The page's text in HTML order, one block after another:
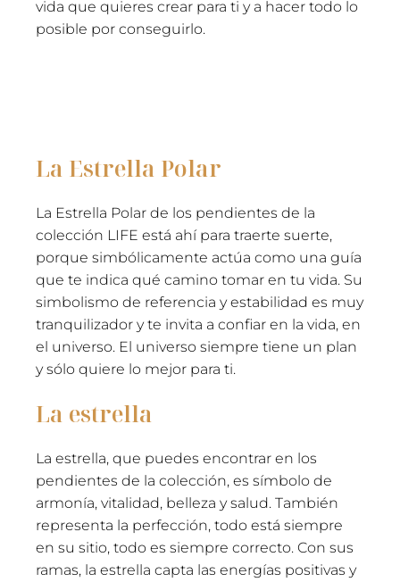
vida que quieres crear para ti y a hacer todo lo
posible por conseguirlo.
La Estrella Polar
La Estrella Polar de los pendientes de la
colección LIFE está ahí para traerte suerte,
porque simbólicamente actúa como una guía
que te indica qué camino tomar en tu vida. Su
simbolismo de referencia y estabilidad es muy
tranquilizador y te invita a confiar en la vida, en
el universo. El universo siempre tiene un plan
y sólo quiere lo mejor para ti.
La estrella
La estrella, que puedes encontrar en los
pendientes de la colección, es símbolo de
armonía, vitalidad, belleza y salud. También
representa la perfección, todo está siempre
en su sitio, todo es siempre correcto. Con sus
ramas, la estrella capta las energías positivas y